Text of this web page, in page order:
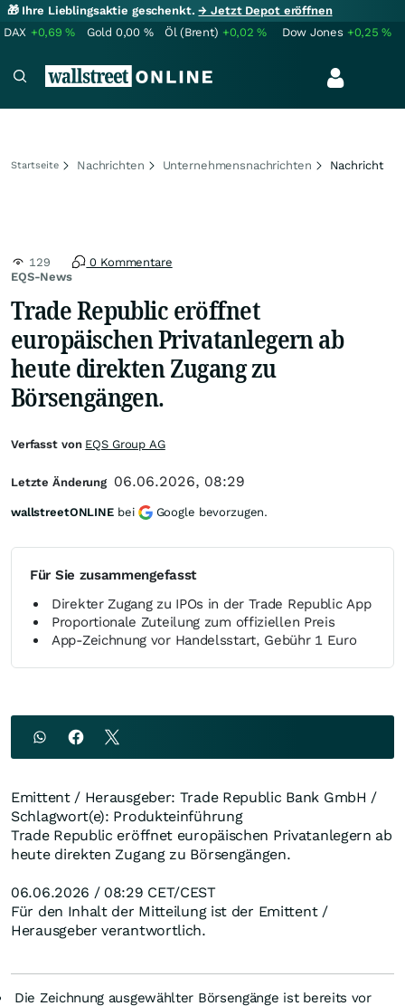
🎁 Ihre Lieblingsaktie geschenkt.→ Jetzt Depot eröffnen
DAX +0,69% Gold 0,00 % Öl (Brent) +0,02% Dow Jones +0,25%
Startseite Nachrichten Unternehmensnachrichten Nachricht
EQS-News
129 0 Kommentare
Trade Republic eröffnet
europäischen Privatanlegern ab
heute direkten Zugang zu
Börsengängen.
Für Sie zusammengefasst
Direkter Zugang zu IPOs in der Trade Republic App
Proportionale Zuteilung zum offiziellen Preis
App-Zeichnung vor Handelsstart, Gebühr 1 Euro
Emittent / Herausgeber: Trade Republic Bank GmbH /
Schlagwort(e): Produkteinführung
Trade Republic eröffnet europäischen Privatanlegern ab
heute direkten Zugang zu Börsengängen.
06.06.2026 / 08:29 CET/CEST
Für den Inhalt der Mitteilung ist der Emittent /
Herausgeber verantwortlich.
Die Zeichnung ausgewählter Börsengänge ist bereits vor
Verfasst von EQS Group AG
Letzte Änderung 06.06.2026, 08:29
wallstreetONLINE bei Google bevorzugen.